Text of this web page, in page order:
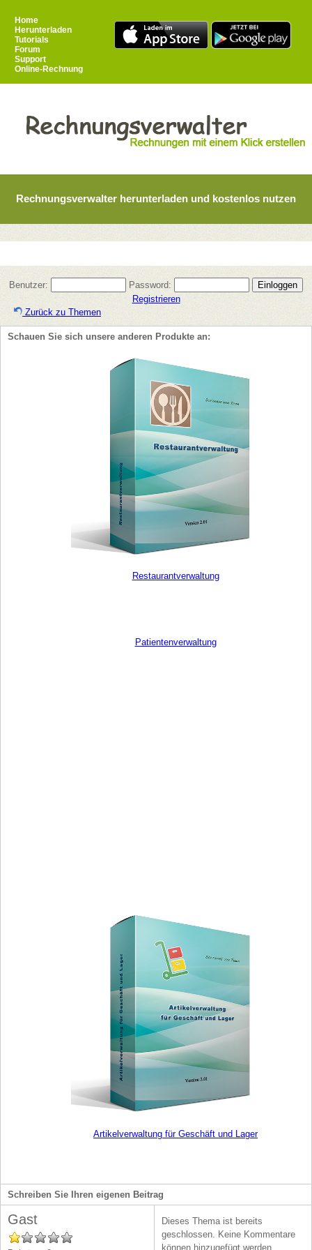
Home
Herunterladen
Tutorials
Forum
Support
Online-Rechnung
Rechnungsverwalter herunterladen und kostenlos nutzen
Benutzer:
Password:
Registrieren
Zurück zu Themen
Schauen Sie sich unsere anderen Produkte an:
Restaurantverwaltung
Artikelverwaltung für Geschäft und Lager
Schreiben Sie Ihren eigenen Beitrag
Gast
Dieses Thema ist bereits
geschlossen. Keine Kommentare
können hinzugefügt werden.